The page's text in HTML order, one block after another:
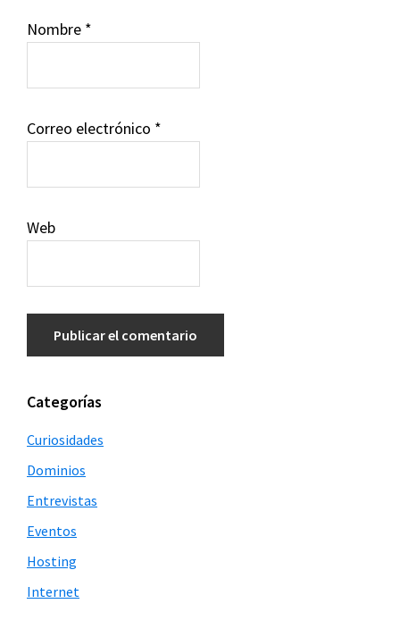
Nombre *
Correo electrónico *
Web
Barra
lateral
principal
Categorías
Curiosidades
Dominios
Entrevistas
Eventos
Hosting
Internet